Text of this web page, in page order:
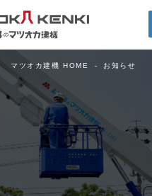
マツオカ建機 HOME お知らせ